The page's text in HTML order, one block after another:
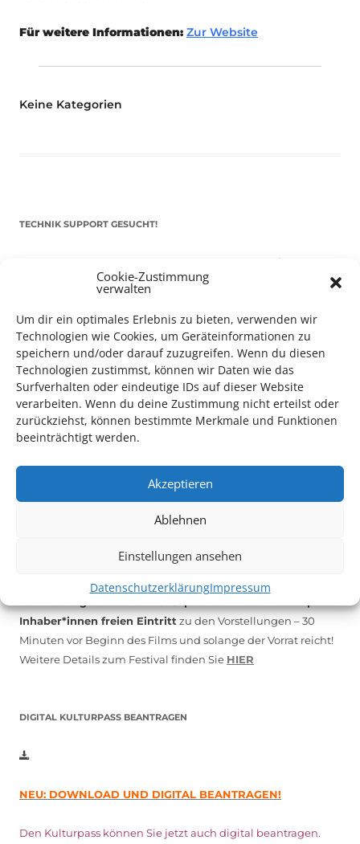
Cookie-Zustimmung
verwalten
Um dir ein optimales Erlebnis zu bieten, verwenden wir
Technologien wie Cookies, um Geräteinformationen zu
speichern und/oder darauf zuzugreifen. Wenn du diesen
Technologien zustimmst, können wir Daten wie das
Surfverhalten oder eindeutige IDs auf dieser Website
verarbeiten. Wenn du deine Zustimmung nicht erteilst oder
zurückziehst, können bestimmte Merkmale und Funktionen
beeinträchtigt werden.
Akzeptieren
Ablehnen
Einstellungen ansehen
DatenschutzerklärungImpressum
Für weitere Informationen: Zur Website
Keine Kategorien
TECHNIK SUPPORT GESUCHT!
ehrenamtliche
Mithilfe im Bereich Technik. Sie haben Interesse? Dann
*KULTURTIPP SOMMERPAUSE: FESTIVAL DES DEUTSCHEN FILMS*
Auch dieses Jahr findet wieder dasFestival des deutschen
in Ludwigshafen statt.
Inhaber*innen freien Eintritt zu den Vorstellungen – 30
Minuten vor Beginn des Films und solange der Vorrat reicht!
Weitere Details zum Festival finden Sie HIER
DIGITAL KULTURPASS BEANTRAGEN
NEU: DOWNLOAD UND DIGITAL BEANTRAGEN!
Den Kulturpass können Sie jetzt auch digital beantragen.